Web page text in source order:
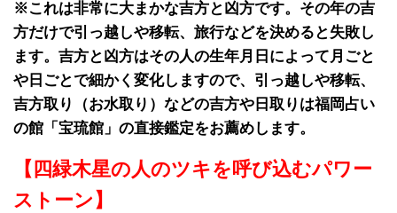
※これは非常に大まかな吉方と凶方です。その年の吉
方だけで引っ越しや移転、旅行などを決めると失敗し
ます。吉方と凶方はその人の生年月日によって月ごと
や日ごとで細かく変化しますので、引っ越しや移転、
吉方取り（お水取り）などの吉方や日取りは福岡占い
の館「宝琉館」の直接鑑定をお薦めします。
【四緑木星の人のツキを呼び込むパワー
ストーン】